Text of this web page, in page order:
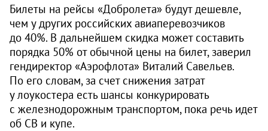
Билеты на рейсы «Добролета» будут дешевле,
чем у других российских авиаперевозчиков
до 40%. В дальнейшем скидка может составить
порядка 50% от обычной цены на билет, заверил
гендиректор «Аэрофлота» Виталий Савельев.
По его словам, за счет снижения затрат
у лоукостера есть шансы конкурировать
с железнодорожным транспортом, пока речь идет
об СВ и купе.